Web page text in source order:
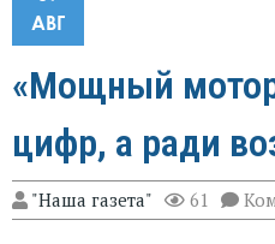
АВГ
«Мощный
цифр, а ради
"Наша газета" 61